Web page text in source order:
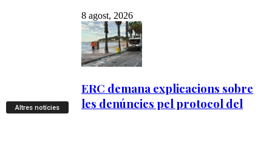
Altres notícies